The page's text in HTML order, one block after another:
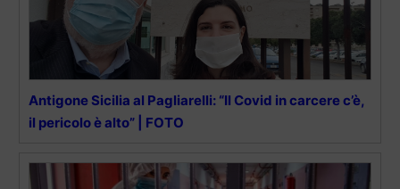
Antigone Sicilia al Pagliarelli: “Il Covid in carcere c’è,
il pericolo è alto” | FOTO